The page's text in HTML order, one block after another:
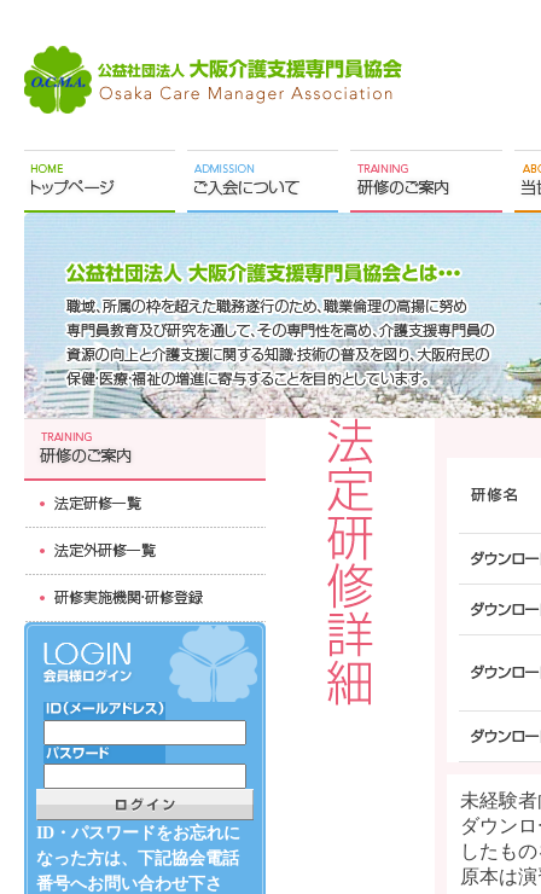
ID・パスワードをお忘れに
なった方は、下記協会電話
番号へお問い合わせ下さ
未経験
ダウン
したも
原本は